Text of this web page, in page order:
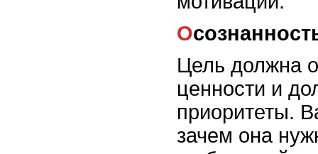
Цель должна
ценности и
приоритеты.
зачем она